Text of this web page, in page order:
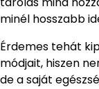
minél hosszabb
Érdemes tehát
módjait, hiszen
de a saját